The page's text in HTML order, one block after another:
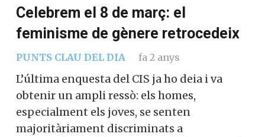
Celebrem el 8 de març: el
feminisme de gènere retrocedeix
PUNTS CLAU DEL DIA fa 2 anys
L’última enquesta del CIS ja ho deia i va
obtenir un ampli ressò: els homes,
especialment els joves, se senten
majoritàriament discriminats a